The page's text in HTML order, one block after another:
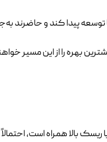
پیدا کند و حاضرند
بهره را از این مسیر
همراه است، احتمالاً